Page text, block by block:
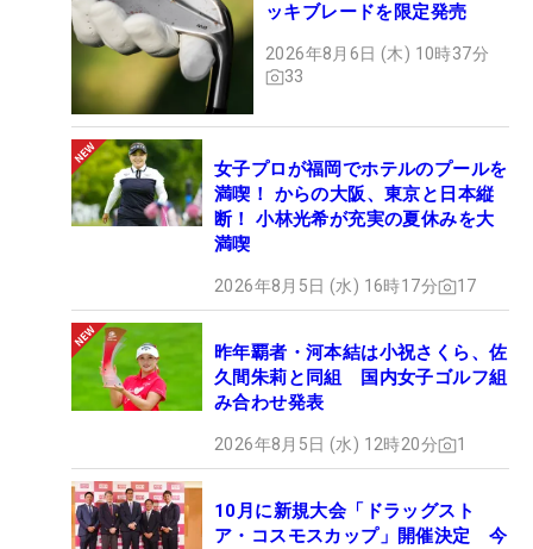
ッキブレードを限定発売
2026年8月6日 (木) 10時37分
33
女子プロが福岡でホテルのプールを
満喫！ からの大阪、東京と日本縦
断！ 小林光希が充実の夏休みを大
満喫
2026年8月5日 (水) 16時17分 17
昨年覇者・河本結は小祝さくら、佐
久間朱莉と同組 国内女子ゴルフ組
み合わせ発表
2026年8月5日 (水) 12時20分 1
10月に新規大会「ドラッグスト
ア・コスモスカップ」開催決定 今